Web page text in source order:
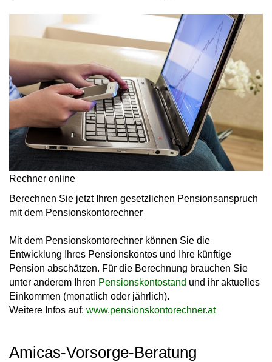
Rechner online
Berechnen Sie jetzt Ihren gesetzlichen Pensionsanspruch
mit dem Pensionskontorechner
Mit dem Pensionskontorechner können Sie die
Entwicklung Ihres Pensionskontos und Ihre künftige
Pension abschätzen. Für die Berechnung brauchen Sie
unter anderem Ihren Pensionskontostand und ihr aktuelles
Einkommen (monatlich oder jährlich).
Weitere Infos auf: www.pensionskontorechner.at
Amicas-Vorsorge-Beratung